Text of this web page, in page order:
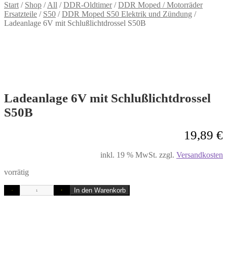
Start / Shop /All /DDR-Oldtimer/DDR Moped / Motorräder
Ersatzteile / S50 /DDR Moped S50 Elektrik und Zündung /
Ladeanlage 6V mit Schlußlichtdrossel S50B
Ladeanlage 6V mit Schlußlichtdrossel
S50B
19,89 €
inkl. 19 % MwSt. zzgl. Versandkosten
vorrätig
- + In den Warenkorb